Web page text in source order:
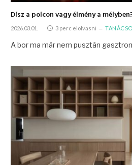
Dísz a polcon vagy élmény a
2026.03.01. 3 perc elolvasni
A bor ma már nem pusztán